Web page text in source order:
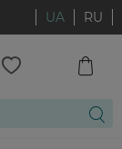
UA RU